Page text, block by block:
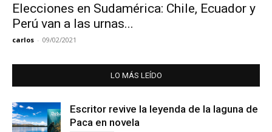
Elecciones en Sudamérica: Chile, Ecuador y
Perú van a las urnas...
carlos - 09/02/2021
LO MÁS LEÍDO
Escritor revive la leyenda de la laguna de
Paca en novela